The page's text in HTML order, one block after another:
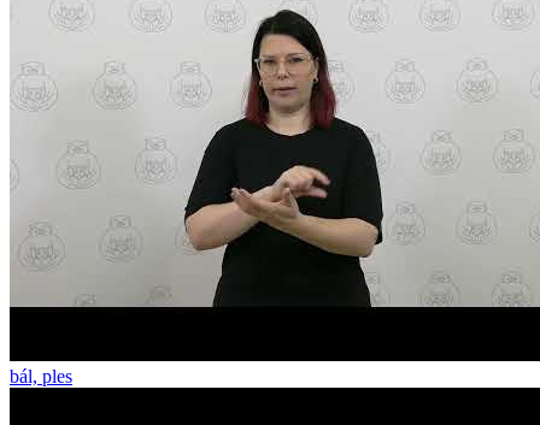
bál, ples